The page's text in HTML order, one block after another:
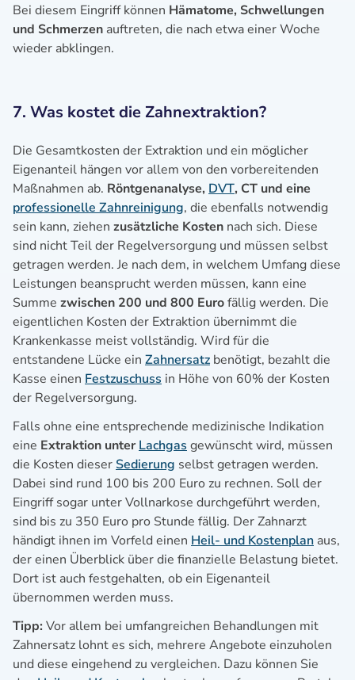
Bei diesem Eingriff können Hämatome, Schwellungen
und Schmerzen auftreten, die nach etwa einer Woche
wieder abklingen.
7. Was kostet die Zahnextraktion?
Die Gesamtkosten der Extraktion und ein möglicher
Eigenanteil hängen vor allem von den vorbereitenden
Maßnahmen ab. Röntgenanalyse, DVT, CT und eine
professionelle Zahnreinigung, die ebenfalls notwendig
sein kann, ziehen zusätzliche Kosten nach sich. Diese
sind nicht Teil der Regelversorgung und müssen selbst
getragen werden. Je nach dem, in welchem Umfang diese
Leistungen beansprucht werden müssen, kann eine
Summe zwischen 200 und 800 Eurofällig werden. Die
eigentlichen Kosten der Extraktion übernimmt die
Krankenkasse meist vollständig. Wird für die
entstandene Lücke ein Zahnersatz benötigt, bezahlt die
Kasse einen Festzuschuss in Höhe von 60% der Kosten
der Regelversorgung.
Falls ohne eine entsprechende medizinische Indikation
eine Extraktion unter Lachgas gewünscht wird, müssen
die Kosten dieser Sedierung selbst getragen werden.
Dabei sind rund 100 bis 200 Euro zu rechnen. Soll der
Eingriff sogar unter Vollnarkose durchgeführt werden,
sind bis zu 350 Euro pro Stunde fällig. Der Zahnarzt
händigt ihnen im Vorfeld einen Heil- und Kostenplan aus,
der einen Überblick über die finanzielle Belastung bietet.
Dort ist auch festgehalten, ob ein Eigenanteil
übernommen werden muss.
Tipp: Vor allem bei umfangreichen Behandlungen mit
Zahnersatz lohnt es sich, mehrere Angebote einzuholen
und diese eingehend zu vergleichen. Dazu können Sie